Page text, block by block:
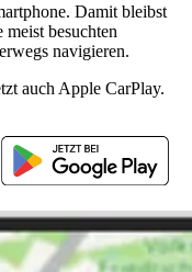
Damit bleibst
besuchten
navigieren.
auch Apple CarPlay.